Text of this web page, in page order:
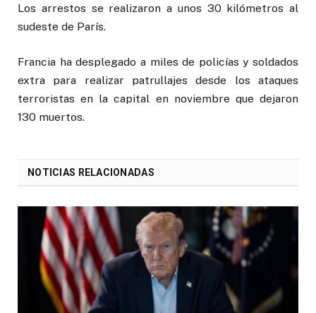
Los arrestos se realizaron a unos 30 kilómetros al
sudeste de París.
Francia ha desplegado a miles de policías y soldados
extra para realizar patrullajes desde los ataques
terroristas en la capital en noviembre que dejaron
130 muertos.
NOTICIAS RELACIONADAS